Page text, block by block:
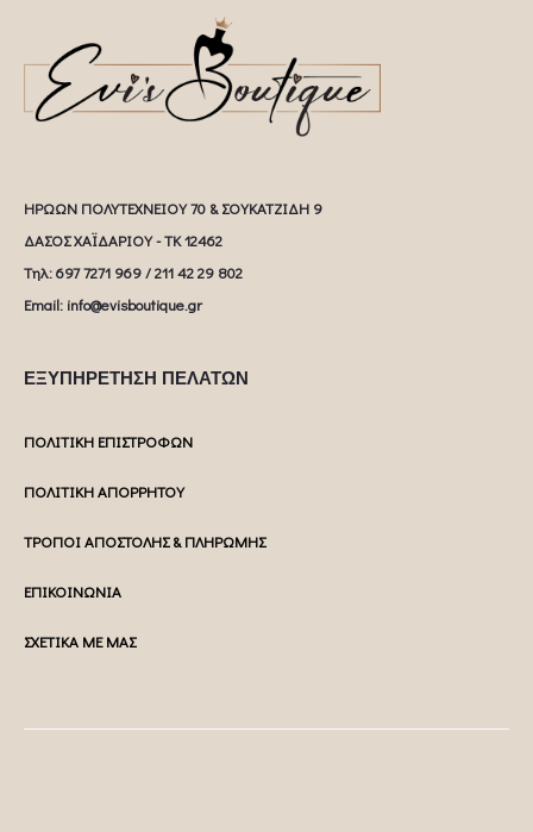
ΗΡΩΩΝ ΠΟΛΥΤΕΧΝΕΙΟΥ 70 & ΣΟΥΚΑΤΖΙΔΗ 9
ΔΑΣΟΣ ΧΑΪΔΑΡΙΟΥ - ΤΚ 12462
Tηλ: 697 7271 969 / 211 42 29 802
Email: info@evisboutique.gr
ΕΞΥΠΗΡΕΤΗΣΗ ΠΕΛΑΤΩΝ
ΠΟΛΙΤΙΚΗ ΕΠΙΣΤΡΟΦΩΝ
ΠΟΛΙΤΙΚΗ ΑΠΟΡΡΗΤΟΥ
ΤΡΟΠΟΙ ΑΠΟΣΤΟΛΗΣ & ΠΛΗΡΩΜΗΣ
ΕΠΙΚΟΙΝΩΝΙΑ
ΣΧΕΤΙΚΑ ΜΕ ΜΑΣ